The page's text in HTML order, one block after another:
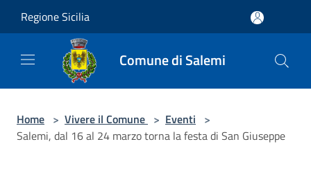
Regione Sicilia
Comune di Salemi
Home > Vivere il Comune > Eventi >
Salemi, dal 16 al 24 marzo torna la festa di San Giuseppe